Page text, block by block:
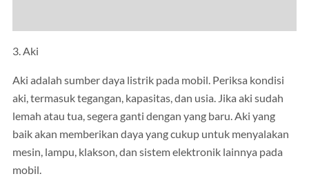
3. Aki
Aki adalah sumber daya listrik pada mobil. Periksa kondisi
aki, termasuk tegangan, kapasitas, dan usia. Jika aki sudah
lemah atau tua, segera ganti dengan yang baru. Aki yang
baik akan memberikan daya yang cukup untuk menyalakan
mesin, lampu, klakson, dan sistem elektronik lainnya pada
mobil.